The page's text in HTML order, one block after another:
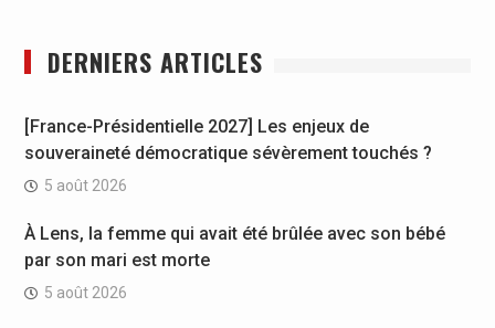
DERNIERS ARTICLES
[France-Présidentielle 2027] Les enjeux de
souveraineté démocratique sévèrement touchés ?
5 août 2026
À Lens, la femme qui avait été brûlée avec son bébé
par son mari est morte
5 août 2026